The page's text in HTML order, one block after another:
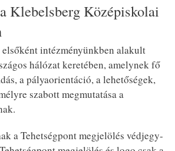
Klebelsberg Középiskolai
intézményünkben alakult
hálózat keretében, amelynek fő
a pályaorientáció, a lehetőségek,
szabott megmutatása a
a Tehetségpont megjelölés védjegy-